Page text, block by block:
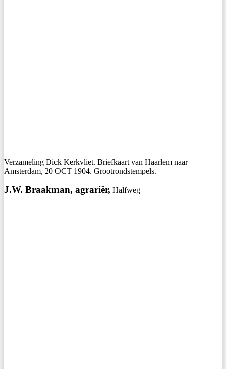
Verzameling Dick Kerkvliet. Briefkaart van Haarlem naar
Amsterdam, 20 OCT 1904. Grootrondstempels.
J.W. Braakman, agrariër, Halfweg